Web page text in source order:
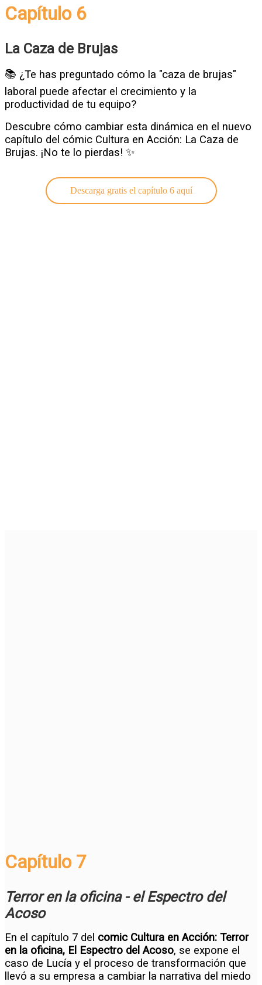
Capítulo 6
La Caza de Brujas
📚 ¿Te has preguntado cómo la "caza de brujas"
laboral puede afectar el crecimiento y la
productividad de tu equipo?
Descubre cómo cambiar esta dinámica en el nuevo
capítulo del cómic Cultura en Acción: La Caza de
Brujas. ¡No te lo pierdas! ✨
Descarga gratis el capítulo 6 aquí
Capítulo 7
Terror en la oficina - el Espectro del
Acoso
En el capítulo 7 del comicCultura en Acción: Terror
en la oficina, El Espectro del Acoso, se expone el
caso de Lucía y el proceso de transformación que
llevó a su empresa a cambiar la narrativa del miedo